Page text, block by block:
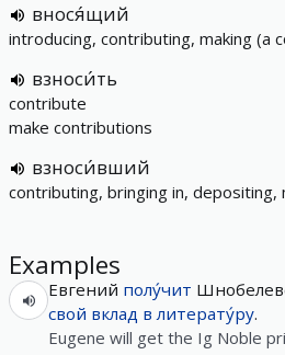
внося́щий
introducing, contributing, making (a
взноси́ть
contribute
make contributions
взноси́вший
contributing, bringing in, depositing,
Examples
Евгений полу́чит
свой вклад в литерату́ру.
Eugene will get the Ig Noble